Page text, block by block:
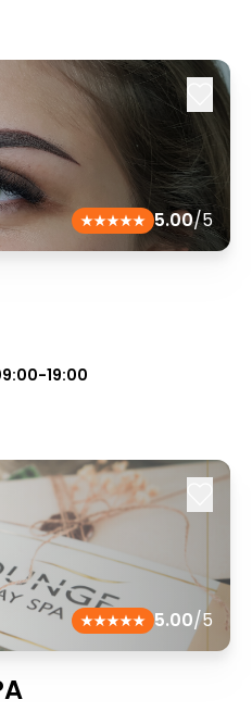
5.00/5
19:00
5.00/5